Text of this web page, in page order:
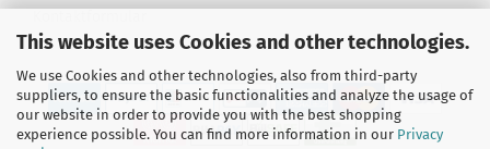
This website uses Cookies and other technologies.
We use Cookies and other technologies, also from third-party
suppliers, to ensure the basic functionalities and analyze the usage of
our website in order to provide you with the best shopping
experience possible. You can find more information in our Privacy